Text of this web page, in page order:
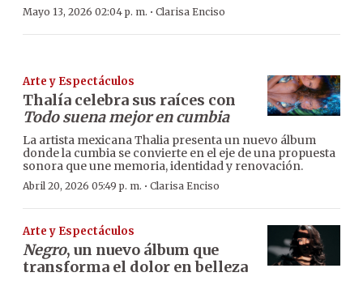
Mayo 13, 2026 02:04 p. m. · Clarisa Enciso
Arte y Espectáculos
Thalía celebra sus raíces con
Todo suena mejor en cumbia
La artista mexicana Thalia presenta un nuevo álbum
donde la cumbia se convierte en el eje de una propuesta
sonora que une memoria, identidad y renovación.
Abril 20, 2026 05:49 p. m. · Clarisa Enciso
Arte y Espectáculos
Negro, un nuevo álbum que
transforma el dolor en belleza